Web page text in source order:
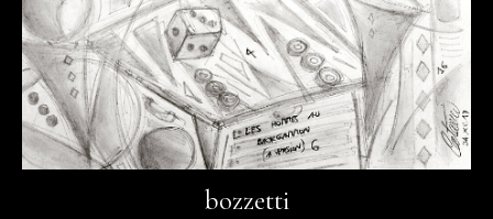
bozzetti